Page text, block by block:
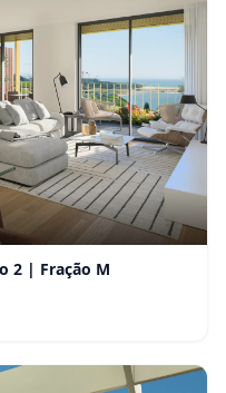
2 | Fração M